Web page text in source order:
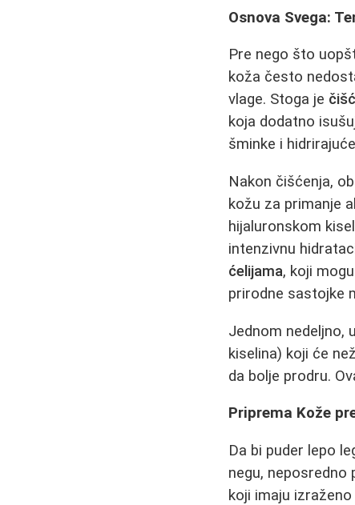
Osnova Svega:
Pre nego što
koža često
vlage. Stoga je
koja dodatno
šminke i
Nakon čišćenja,
kožu za primanje
hijaluronskom
intenzivnu
ćelijama, koji
prirodne sastojke
Jednom nedeljno,
kiselina) koji će
da bolje prodru.
Priprema Kože
Da bi puder lepo
negu, neposredno
koji imaju